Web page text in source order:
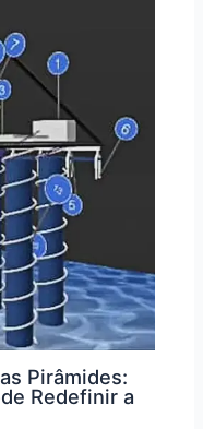
Pirâmides:
Redefinir a